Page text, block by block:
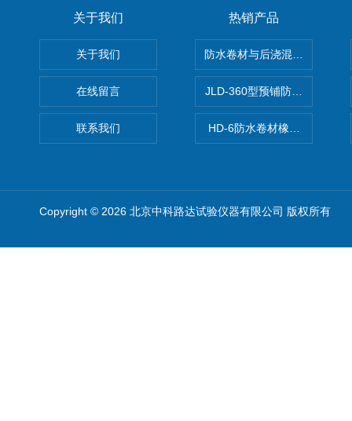
关于我们
关于我们
在线留言
联系我们
热销产品
防水卷材与后浇混凝土剥离强
JLD-360型预铺防水卷材抗冲
HD-6防水卷材橡胶测厚仪
Copyright © 2026 北京中科路达试验仪器有限公司 版权所有